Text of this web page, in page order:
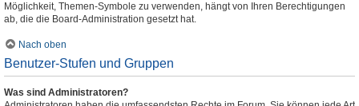
Möglichkeit, Themen-Symbole zu verwenden, hängt von Ihren Berechtigungen
ab, die die Board-Administration gesetzt hat.
Nach oben
Benutzer-Stufen und Gruppen
Was sind Administratoren?